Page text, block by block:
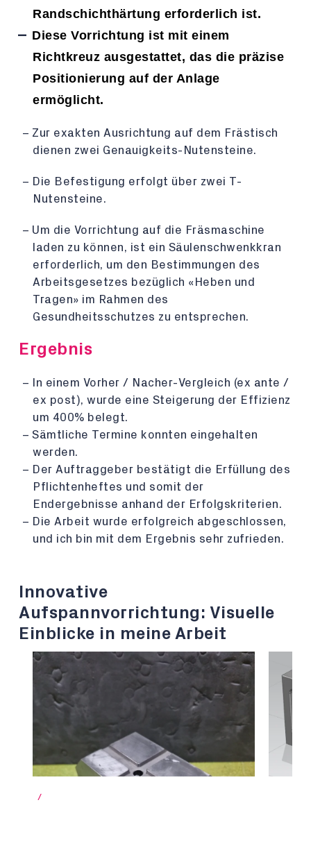
Randschichthärtung erforderlich ist.
Diese Vorrichtung ist mit einem
Richtkreuz ausgestattet, das die präzise
Positionierung auf der Anlage
ermöglicht.
Zur exakten Ausrichtung auf dem Frästisch
dienen zwei Genauigkeits-Nutensteine.
Die Befestigung erfolgt über zwei T-
Nutensteine.
Um die Vorrichtung auf die Fräsmaschine
laden zu können, ist ein Säulenschwenkkran
erforderlich, um den Bestimmungen des
Arbeitsgesetzes bezüglich «Heben und
Tragen» im Rahmen des
Gesundheitsschutzes zu entsprechen.
Ergebnis
In einem Vorher / Nacher-Vergleich (ex ante /
ex post), wurde eine Steigerung der Effizienz
um 400% belegt.
Sämtliche Termine konnten eingehalten
werden.
Der Auftraggeber bestätigt die Erfüllung des
Pflichtenheftes und somit der
Endergebnisse anhand der Erfolgskriterien.
Die Arbeit wurde erfolgreich abgeschlossen,
und ich bin mit dem Ergebnis sehr zufrieden.
Innovative
Aufspannvorrichtung: Visuelle
Einblicke in meine Arbeit
/